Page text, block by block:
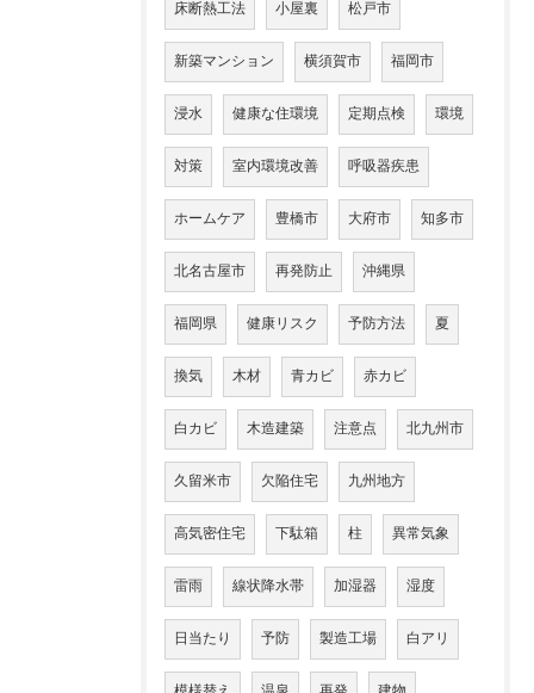
床断熱工法 小屋裏 松戸市
新築マンション 横須賀市 福岡市
浸水 健康な住環境 定期点検 環境
対策 室内環境改善 呼吸器疾患
ホームケア 豊橋市 大府市 知多市
北名古屋市 再発防止 沖縄県
福岡県 健康リスク 予防方法 夏
換気 木材 青カビ 赤カビ
白カビ 木造建築 注意点 北九州市
久留米市 欠陥住宅 九州地方
高気密住宅 下駄箱 柱 異常気象
雷雨 線状降水帯 加湿器 湿度
日当たり 予防 製造工場 白アリ